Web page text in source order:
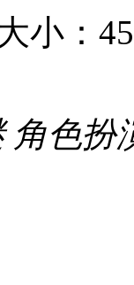
小：
角色扮